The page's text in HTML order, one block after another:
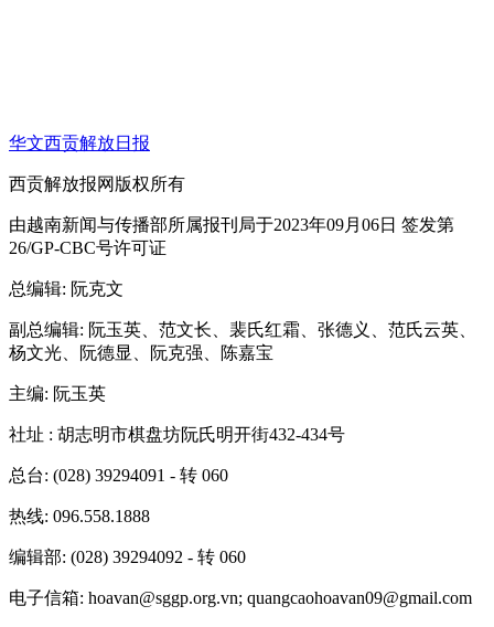
华文西贡解放日报
西贡解放报网版权所有
由越南新闻与传播部所属报刊局于2023年09月06日 签发第
26/GP-CBC号许可证
总编辑: 阮克文
副总编辑: 阮玉英、范文长、裴氏红霜、张德义、范氏云英、
杨文光、阮德显、阮克强、陈嘉宝
主编: 阮玉英
社址 : 胡志明市棋盘坊阮氏明开街432-434号
总台: (028) 39294091 - 转 060
热线: 096.558.1888
编辑部: (028) 39294092 - 转 060
电子信箱: hoavan@sggp.org.vn; quangcaohoavan09@gmail.com